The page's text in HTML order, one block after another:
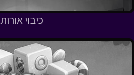
כיבוי אורות